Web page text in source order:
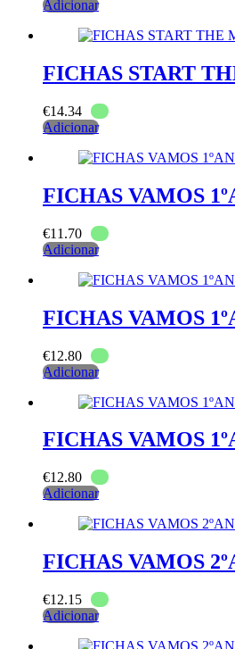
Adicionar
FICHAS START
€14.34
Adicionar
FICHAS VAMOS
€11.70
Adicionar
FICHAS VAMOS
€12.80
Adicionar
FICHAS VAMOS
€12.80
Adicionar
FICHAS VAMOS
€12.15
Adicionar